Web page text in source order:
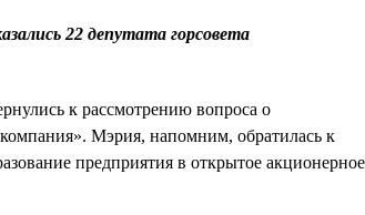
22 депутата горсовета
к рассмотрению вопроса о
Мэрия, напомним, обратилась к
предприятия в открытое акционерное